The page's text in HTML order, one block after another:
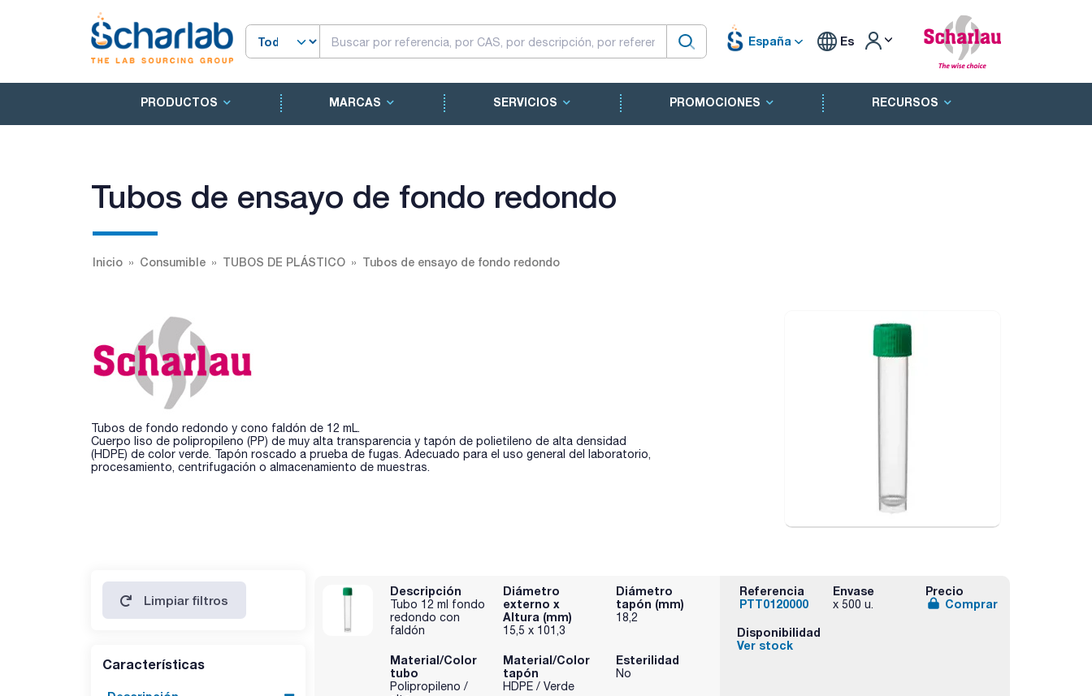
España Es
PRODUCTOS MARCAS SERVICIOS PROMOCIONES RECURSOS
Tubos de ensayo de fondo redondo
Inicio Consumible TUBOS DE PLÁSTICO Tubos de ensayo de fondo redondo
Tubos de fondo redondo y cono faldón de 12 mL.
Cuerpo liso de polipropileno (PP) de muy alta transparencia y tapón de polietileno de alta densidad
(HDPE) de color verde. Tapón roscado a prueba de fugas. Adecuado para el uso general del laboratorio,
procesamiento, centrifugación o almacenamiento de muestras.
Limpiar filtros
Características
Descripción
Tubo 12 ml fondo
redondo con
faldón
Diámetro
externo x
Altura (mm)
15,5 x 101,3
Diámetro
tapón (mm)
18,2
Material/Color
tubo
Polipropileno /
Material/Color
tapón
HDPE / Verde
Esterilidad
No
Referencia
PTT0120000
Envase
x 500 u.
Precio
Comprar
Disponibilidad
Ver stock